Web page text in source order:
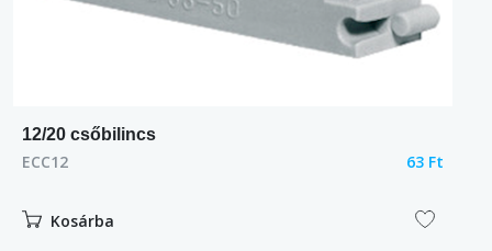
12/20 csőbilincs
ECC12 63 Ft
Kosárba